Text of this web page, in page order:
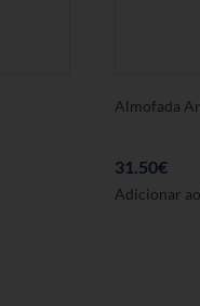
Almofada
31.50€
Adicionar